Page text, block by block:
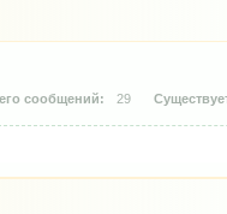
29